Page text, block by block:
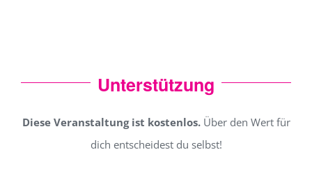
Unterstützung
Diese Veranstaltung ist kostenlos. Über den Wert für
dich entscheidest du selbst!